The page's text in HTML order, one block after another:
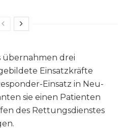
übernahmen drei
Einsatzkräfte
Einsatz in Neu-
sie einen Patienten
des Rettungsdienstes